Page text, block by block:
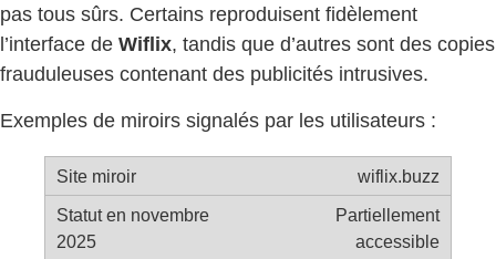
pas tous sûrs. Certains reproduisent fidèlement
l’interface de Wiflix, tandis que d’autres sont des copies
frauduleuses contenant des publicités intrusives.
Exemples de miroirs signalés par les utilisateurs :
wiflix.buzz
Partiellement
accessible